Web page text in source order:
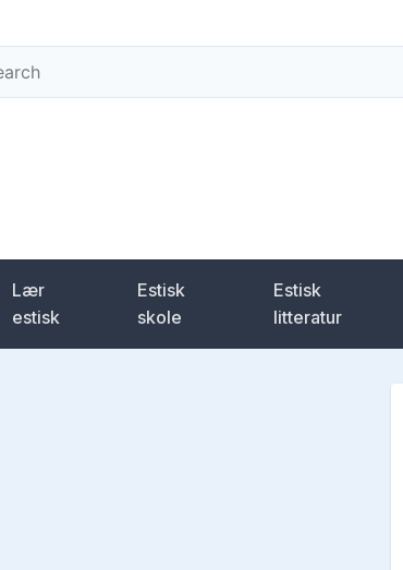
Lær
estisk
Estisk
skole
Estisk
litteratur